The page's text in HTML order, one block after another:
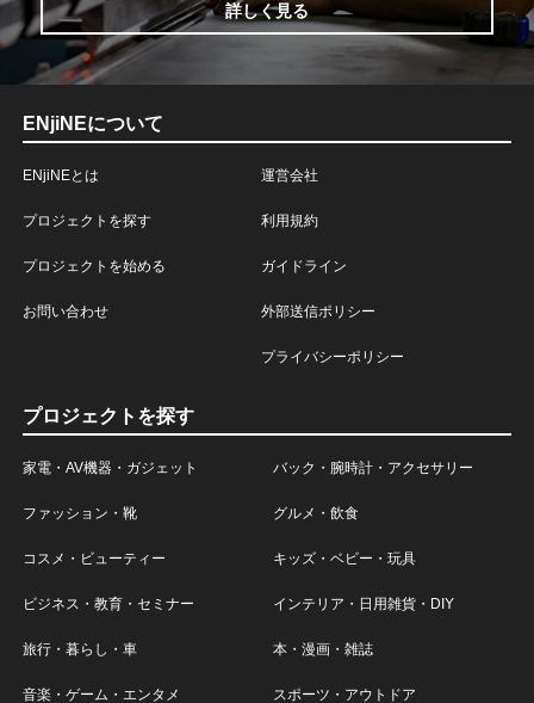
詳しく見る
ENjiNEについて
ENjiNEとは
プロジェクトを探す
プロジェクトを始める
お問い合わせ
運営会社
利用規約
ガイドライン
外部送信ポリシー
プライバシーポリシー
プロジェクトを探す
家電・AV機器・ガジェット バック・腕時計・アクセサリー
ファッション・靴 グルメ・飲食
コスメ・ビューティー キッズ・ベビー・玩具
ビジネス・教育・セミナー インテリア・日用雑貨・DIY
旅行・暮らし・車 本・漫画・雑誌
音楽・ゲーム・エンタメ スポーツ・アウトドア